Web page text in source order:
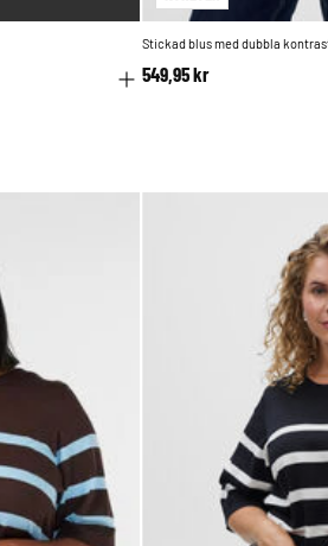
Stickad blus med dubbla
549,95 kr